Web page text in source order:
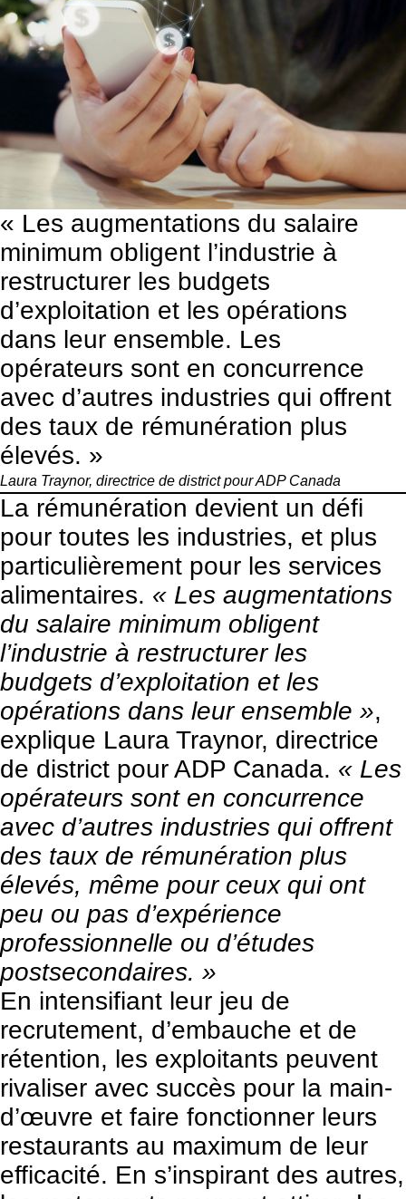
« Les augmentations du salaire
minimum obligent l’industrie à
restructurer les budgets
d’exploitation et les opérations
dans leur ensemble. Les
opérateurs sont en concurrence
avec d’autres industries qui offrent
des taux de rémunération plus
élevés. »
Laura Traynor, directrice de district pourADP Canada
La rémunération devient un défi
pour toutes les industries, et plus
particulièrement pour les services
alimentaires. « Les augmentations
du salaire minimum obligent
l’industrie à restructurer les
budgets d’exploitation et les
opérations dans leur ensemble »,
explique Laura Traynor, directrice
de district pourADP Canada. « Les
opérateurs sont en concurrence
avec d’autres industries qui offrent
des taux de rémunération plus
élevés, même pour ceux qui ont
peu ou pas d’expérience
professionnelle ou d’études
postsecondaires. »
En intensifiant leur jeu de
recrutement, d’embauche et de
rétention, les exploitants peuvent
rivaliser avec succès pour la main-
d’œuvre et faire fonctionner leurs
restaurants au maximum de leur
efficacité. En s’inspirant des autres,